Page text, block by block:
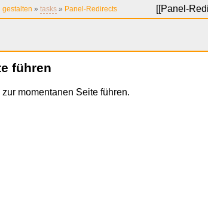
[[Panel-
gestalten » tasks » Panel-Redirects
führen
momentanen Seite führen.